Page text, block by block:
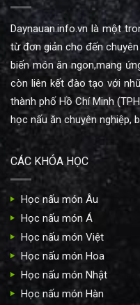
Daynauan.info.vn là một
từ đơn giản cho đến
biến món ăn ngon,mang
còn liên kết đào tạo với
thành phố Hồ Chí Minh
học nấu ăn chuyên nghiệp,
CÁC KHÓA HỌC
Học nấu món Âu
Học nấu món Á
Học nấu món Việt
Học nấu món Hoa
Học nấu món Nhật
Học nấu món Hàn